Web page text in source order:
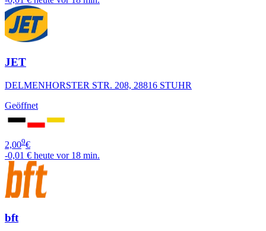
JET
DELMENHORSTER STR. 208, 28816 STUHR
Geöffnet
2,009€
-0,01 € heute vor 18 min.
bft